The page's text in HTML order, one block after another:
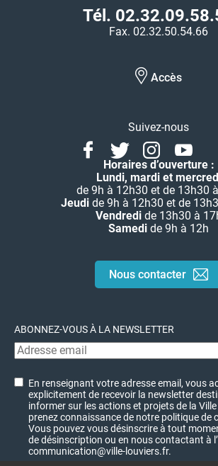
Tél.
Fax. 02.32.50.54.66
Accès
Suivez-nous
FacebookTwitterInstagramYoutube
Horaires d’ouverture :
Lundi, mardi et
de 9h à 12h30 et de 13h30
Jeudi de 9h à 12h30 et de
Vendredide 13h30 à
Samedi de 9h à 12h
Nous contacter
ABONNEZ-VOUS À LA NEWSLETTER
En renseignant votre adresse email, vous
explicitement de recevoir la newsletter
informer sur les actions et projets de la
prenez connaissance de notre politique de
Vous pouvez vous désinscrire à tout
de désinscription ou en nous contactant à
communication@ville-louviers.fr.